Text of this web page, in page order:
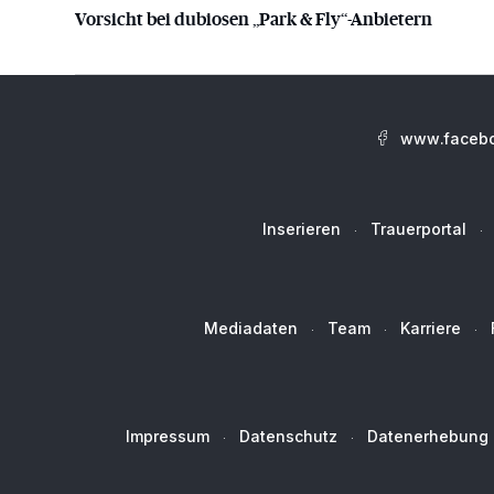
Vorsicht bei dubiosen „Park & Fly“-Anbietern
Inserieren Trauerportal
Mediadaten Team Karriere
Impressum Datenschutz Datenerhebung